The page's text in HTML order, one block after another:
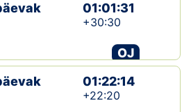
01:01:31
+30:30
OJ
01:22:14
+22:20